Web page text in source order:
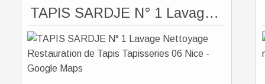
TAPIS SARDJE N° 1 Lavage Nettoyage Restauration de Tapis Tapisseries 06 Nice - Google Maps